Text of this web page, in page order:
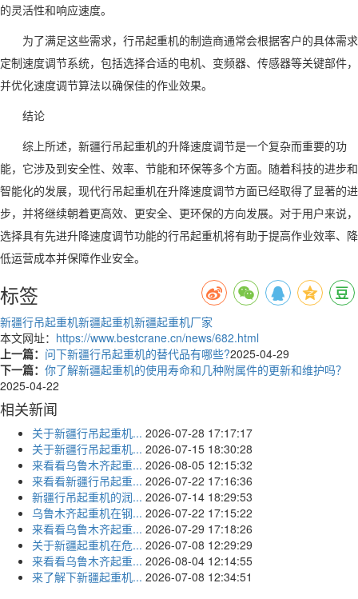
的灵活性和响应速度。
为了满足这些需求，行吊起重机的制造商通常会根据客户的具体需求
定制速度调节系统，包括选择合适的电机、变频器、传感器等关键部件，
并优化速度调节算法以确保佳的作业效果。
结论
综上所述，新疆行吊起重机的升降速度调节是一个复杂而重要的功
能，它涉及到安全性、效率、节能和环保等多个方面。随着科技的进步和
智能化的发展，现代行吊起重机在升降速度调节方面已经取得了显著的进
步，并将继续朝着更高效、更安全、更环保的方向发展。对于用户来说，
选择具有先进升降速度调节功能的行吊起重机将有助于提高作业效率、降
低运营成本并保障作业安全。
标签
新疆行吊起重机新疆起重机新疆起重机厂家
本文网址： https://www.bestcrane.cn/news/682.html
上一篇： 问下新疆行吊起重机的替代品有哪些?2025-04-29
下一篇： 你了解新疆起重机的使用寿命和几种附属件的更新和维护吗？
2025-04-22
相关新闻
关于新疆行吊起重机... 2026-07-28 17:17:17
关于新疆行吊起重机... 2026-07-15 18:30:28
来看看乌鲁木齐起重... 2026-08-05 12:15:32
来看看新疆行吊起重... 2026-07-22 17:16:36
新疆行吊起重机的润... 2026-07-14 18:29:53
乌鲁木齐起重机在钢... 2026-07-22 17:15:22
来看看乌鲁木齐起重... 2026-07-29 17:18:26
关于新疆起重机在危... 2026-07-08 12:29:29
来看看乌鲁木齐起重... 2026-08-04 12:14:55
来了解下新疆起重机... 2026-07-08 12:34:51